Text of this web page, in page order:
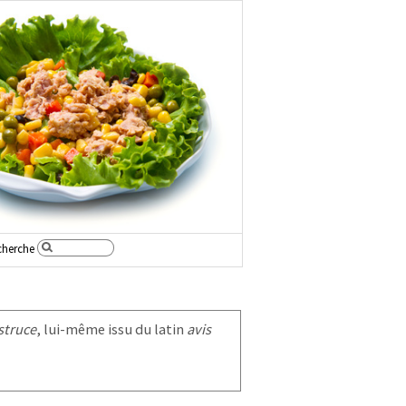
, lui-même issu du latin avis